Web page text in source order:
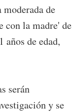
de
la madre' de
años de edad,
serán
y se